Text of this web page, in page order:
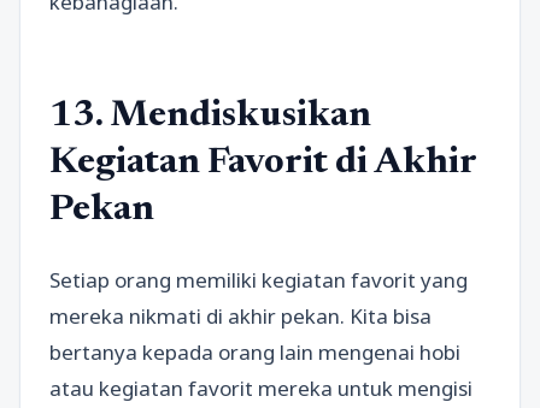
13. Mendiskusikan
Kegiatan Favorit di Akhir
Pekan
Setiap orang memiliki kegiatan favorit yang
mereka nikmati di akhir pekan. Kita bisa
bertanya kepada orang lain mengenai hobi
atau kegiatan favorit mereka untuk mengisi